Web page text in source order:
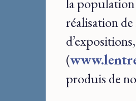
réalisation
(
produis de